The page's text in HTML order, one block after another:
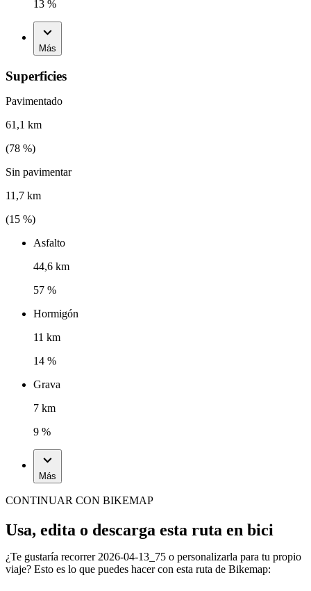
13 %
Más
Superficies
Pavimentado
61,1 km
(78 %)
Sin pavimentar
11,7 km
(15 %)
Asfalto
44,6 km
57 %
Hormigón
11 km
14 %
Grava
7 km
9 %
Más
CONTINUAR CON BIKEMAP
Usa, edita o descarga esta ruta en bici
¿Te gustaría recorrer 2026-04-13_75 o personalizarla para tu propio
viaje? Esto es lo que puedes hacer con esta ruta de Bikemap: